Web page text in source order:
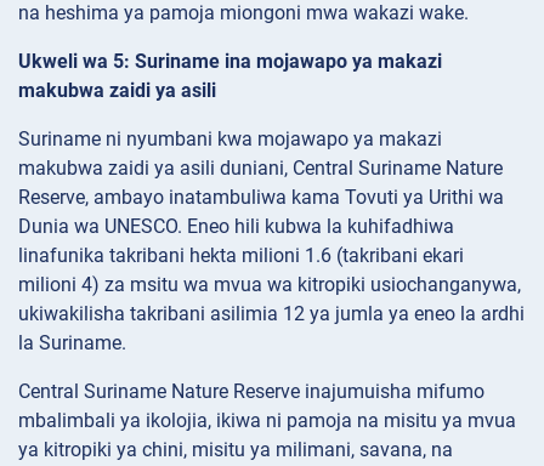
na heshima ya pamoja miongoni mwa wakazi wake.
Ukweli wa 5: Suriname ina mojawapo ya makazi
makubwa zaidi ya asili
Suriname ni nyumbani kwa mojawapo ya makazi
makubwa zaidi ya asili duniani, Central Suriname Nature
Reserve, ambayo inatambuliwa kama Tovuti ya Urithi wa
Dunia wa UNESCO. Eneo hili kubwa la kuhifadhiwa
linafunika takribani hekta milioni 1.6 (takribani ekari
milioni 4) za msitu wa mvua wa kitropiki usiochanganywa,
ukiwakilisha takribani asilimia 12 ya jumla ya eneo la ardhi
la Suriname.
Central Suriname Nature Reserve inajumuisha mifumo
mbalimbali ya ikolojia, ikiwa ni pamoja na misitu ya mvua
ya kitropiki ya chini, misitu ya milimani, savana, na